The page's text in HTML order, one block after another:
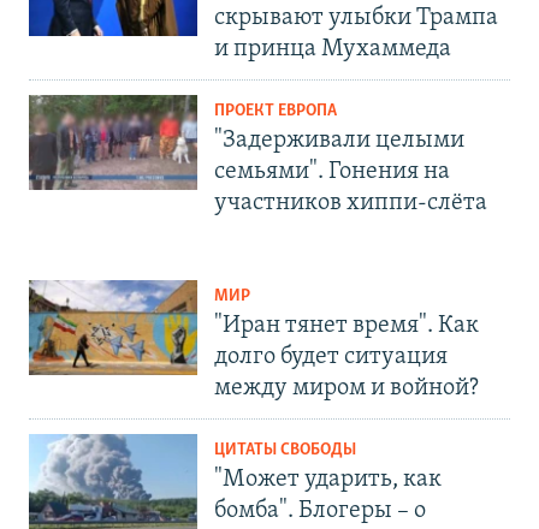
скрывают улыбки Трампа
и принца Мухаммеда
ПРОЕКТ ЕВРОПА
"Задерживали целыми
семьями". Гонения на
участников хиппи-слёта
МИР
"Иран тянет время". Как
долго будет ситуация
между миром и войной?
ЦИТАТЫ СВОБОДЫ
"Может ударить, как
бомба". Блогеры – о